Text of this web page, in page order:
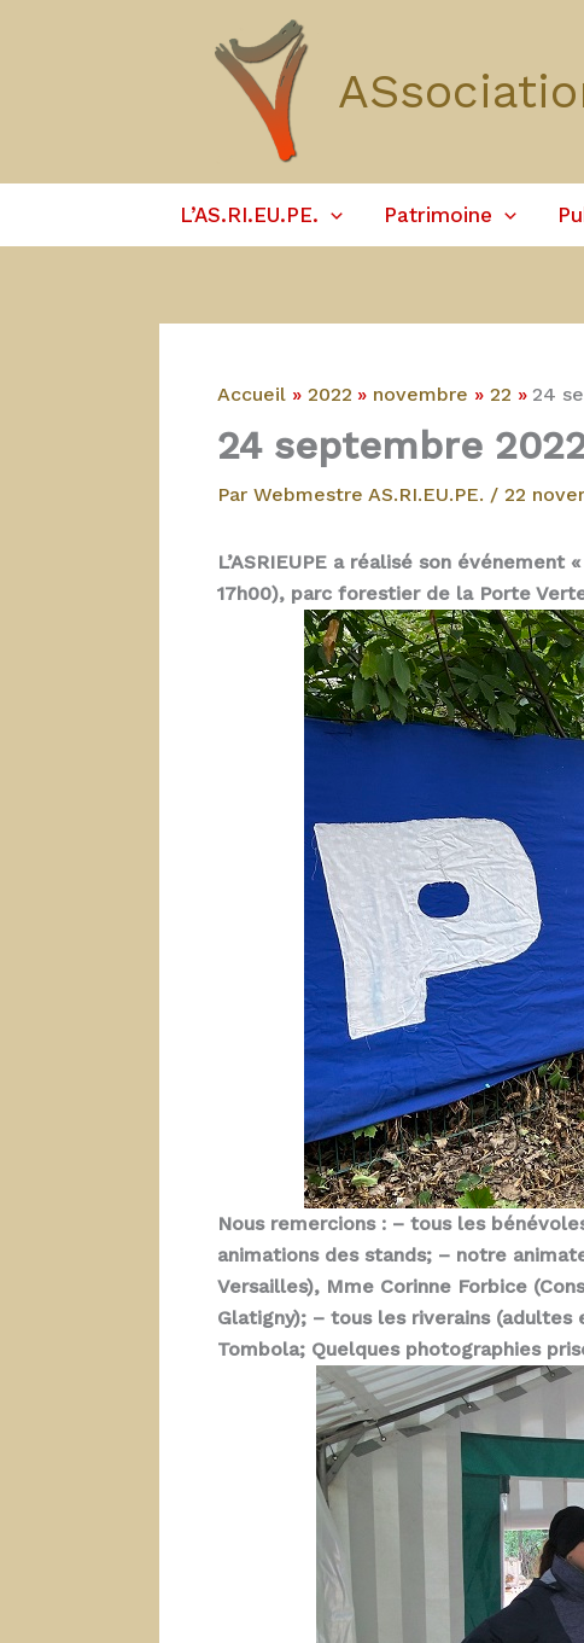
L’AS.RI.EU.PE. Patrimoine
Accueil 2022 novembre 22 24
24 septembre
Par Webmestre AS.RI.EU.PE. / 22
L’ASRIEUPE a réalisé son
17h00), parc forestier de la Porte
Nous remercions : – tous les
animations des stands; – notre
Versailles), Mme Corinne Forbice
Glatigny); – tous les riverains
Tombola; Quelques photographies